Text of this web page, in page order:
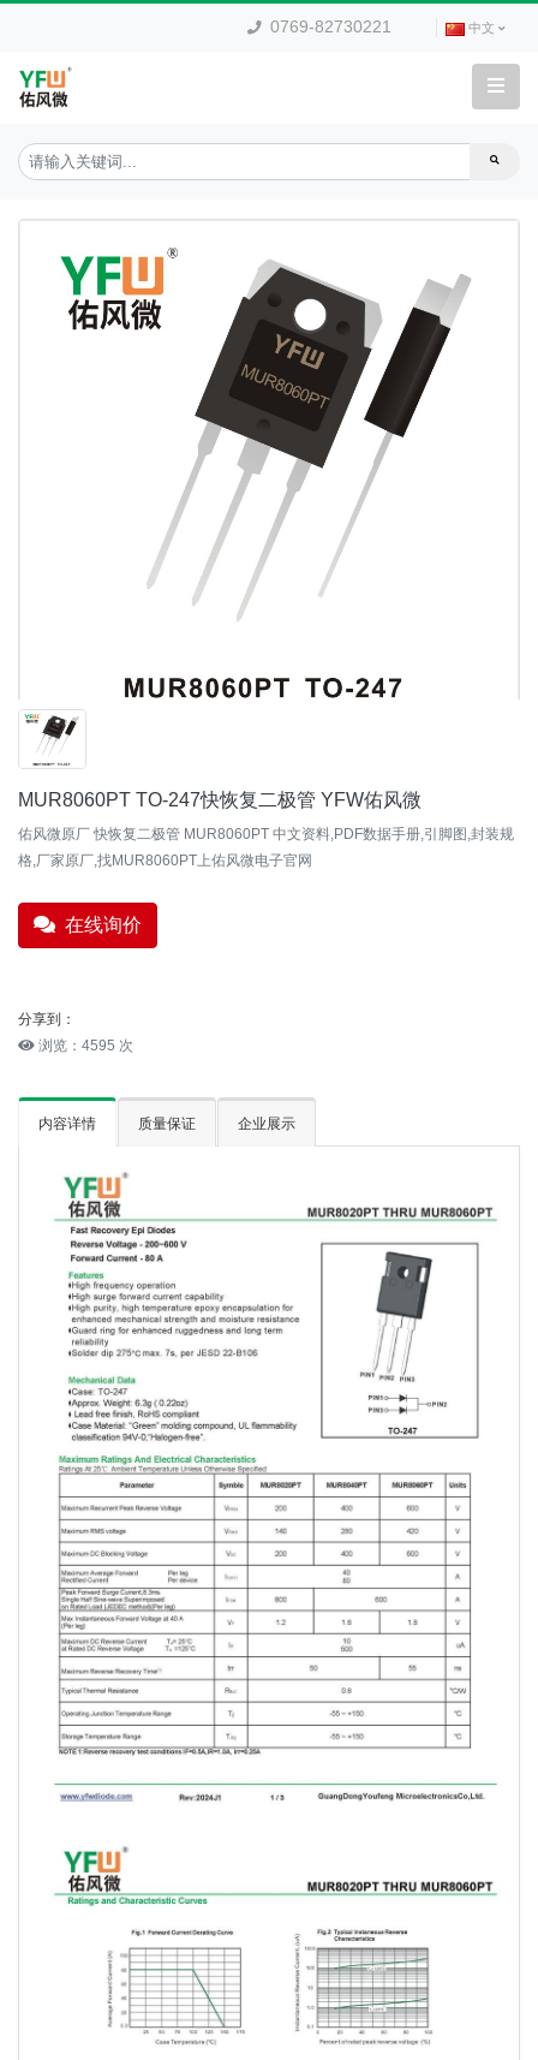
0769-82730221 中文
MUR8060PT TO-247快恢复二极管 YFW佑风微
佑风微原厂 快恢复二极管 MUR8060PT 中文资料,PDF数据手册,引脚图,封装规
格,厂家原厂,找MUR8060PT上佑风微电子官网
在线询价
分享到：
浏览：4595 次
内容详情 质量保证 企业展示